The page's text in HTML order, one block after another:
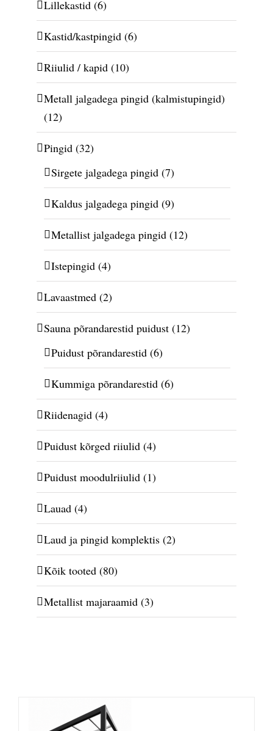
Lillekastid (6)
Kastid/kastpingid (6)
Riiulid / kapid (10)
Metall jalgadega pingid (kalmistupingid)
(12)
Pingid (32)
Sirgete jalgadega pingid (7)
Kaldus jalgadega pingid (9)
Metallist jalgadega pingid (12)
Istepingid (4)
Lavaastmed (2)
Sauna põrandarestid puidust (12)
Puidust põrandarestid (6)
Kummiga põrandarestid (6)
Riidenagid (4)
Puidust kõrged riiulid (4)
Puidust moodulriiulid (1)
Lauad (4)
Laud ja pingid komplektis (2)
Kõik tooted (80)
Metallist majaraamid (3)